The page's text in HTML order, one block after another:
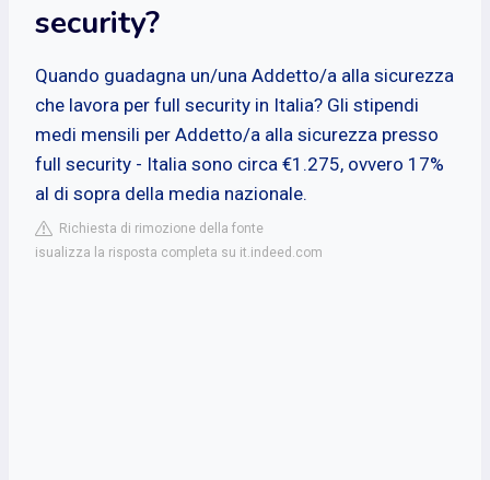
security?
Quando guadagna un/una Addetto/a alla sicurezza
che lavora per full security in Italia? Gli stipendi
medi mensili per Addetto/a alla sicurezza presso
full security - Italia sono circa €1.275, ovvero 17%
al di sopra della media nazionale.
Richiesta di rimozione della fonte
isualizza la risposta completa su it.indeed.com